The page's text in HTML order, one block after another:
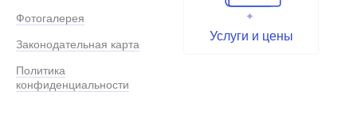
Фотогалерея
Законодательная карта
Политика
конфиденциальности
Услуги и цены